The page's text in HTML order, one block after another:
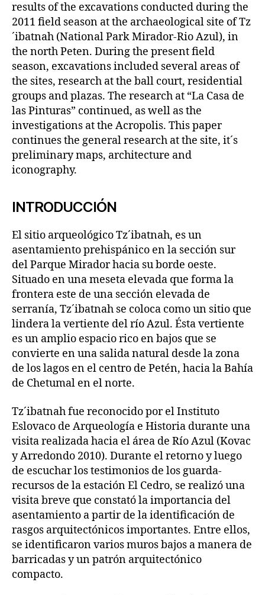
results of the excavations conducted during the
2011 field season at the archaeological site of Tz
´ibatnah (National Park Mirador-Rio Azul), in
the north Peten. During the present field
season, excavations included several areas of
the sites, research at the ball court, residential
groups and plazas. The research at “La Casa de
las Pinturas” continued, as well as the
investigations at the Acropolis. This paper
continues the general research at the site, it´s
preliminary maps, architecture and
iconography.
INTRODUCCIÓN
El sitio arqueológico Tz´ibatnah, es un
asentamiento prehispánico en la sección sur
del Parque Mirador hacia su borde oeste.
Situado en una meseta elevada que forma la
frontera este de una sección elevada de
serranía, Tz´ibatnah se coloca como un sitio que
lindera la vertiente del río Azul. Ésta vertiente
es un amplio espacio rico en bajos que se
convierte en una salida natural desde la zona
de los lagos en el centro de Petén, hacia la Bahía
de Chetumal en el norte.
Tz´ibatnah fue reconocido por el Instituto
Eslovaco de Arqueología e Historia durante una
visita realizada hacia el área de Río Azul (Kovac
y Arredondo 2010). Durante el retorno y luego
de escuchar los testimonios de los guarda-
recursos de la estación El Cedro, se realizó una
visita breve que constató la importancia del
asentamiento a partir de la identificación de
rasgos arquitectónicos importantes. Entre ellos,
se identificaron varios muros bajos a manera de
barricadas y un patrón arquitectónico
compacto.